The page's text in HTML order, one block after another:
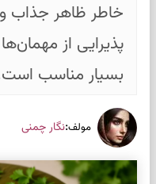
خاطر ظاهر جذاب و
پذیرایی از
بسیار مناسب
مولف:نگار چمنی